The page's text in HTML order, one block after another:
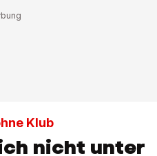
Klub
nicht unter